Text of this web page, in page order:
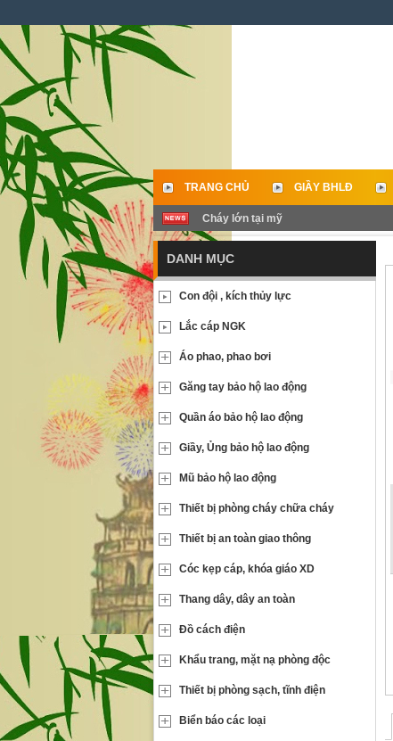
TRANG CHỦ GIẦY BHLĐ
LIÊN HỆ
Cháy lớn tại mỹ
DANH MỤC
Con đội , kích thủy lực
Lắc cáp NGK
Áo phao, phao bơi
Găng tay bảo hộ lao động
Quần áo bảo hộ lao động
Giầy, Ủng bảo hộ lao động
Mũ bảo hộ lao động
Thiết bị phòng cháy chữa cháy
Thiết bị an toàn giao thông
Cóc kẹp cáp, khóa giáo XD
Thang dây, dây an toàn
Đồ cách điện
Khẩu trang, mặt nạ phòng độc
Thiết bị phòng sạch, tĩnh điện
Biển báo các loại